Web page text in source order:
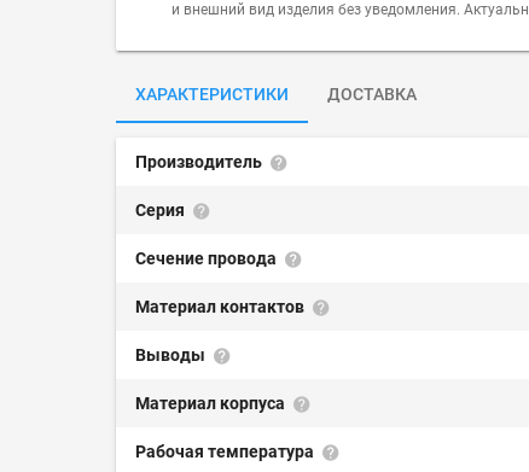
и внешний вид изделия без уведомления.
ХАРАКТЕРИСТИКИ ДОСТАВКА
Производитель
Серия
Сечение провода
Материал контактов
Выводы
Материал корпуса
Рабочая температура